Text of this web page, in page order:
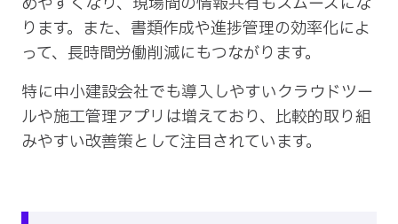
ります。また、書類作成や進捗管理の効率化によ
って、長時間労働削減にもつながります。
特に中小建設会社でも導入しやすいクラウドツー
ルや施工管理アプリは増えており、比較的取り組
みやすい改善策として注目されています。